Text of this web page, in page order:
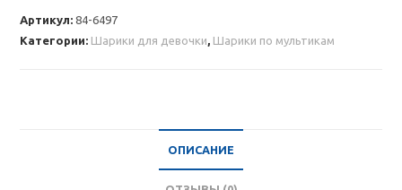
Артикул:84-6497
Категории: Шарики для девочки, Шарики по мультикам
ОПИСАНИЕ